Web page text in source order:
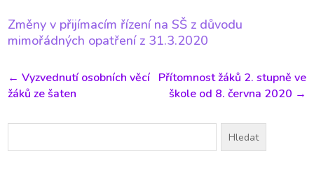
Změny v přijímacím řízení na SŠ z důvodu
mimořádných opatření z 31.3.2020
←Vyzvednutí osobních věcí
žáků ze šaten
Přítomnost žáků 2. stupně ve
škole od 8. června 2020 →
Vyhledávání